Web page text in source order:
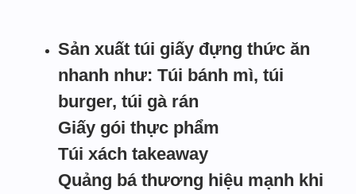
Sản xuất túi giấy đựng thức ăn
nhanh như: Túi bánh mì, túi
burger, túi gà rán
Giấy gói thực phẩm
Túi xách takeaway
Quảng bá thương hiệu mạnh khi